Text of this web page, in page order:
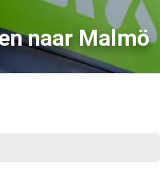
naar Malmö